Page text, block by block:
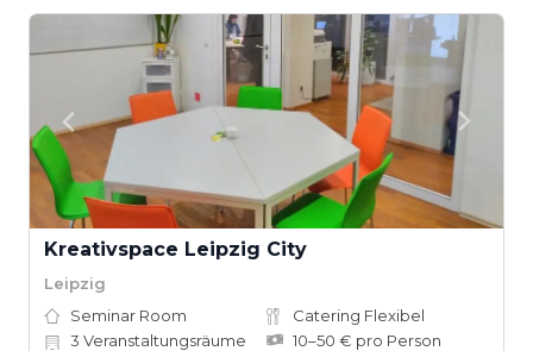
Kreativspace Leipzig City
Leipzig
Seminar Room
Catering Flexibel
3 Veranstaltungsräume
10–50 € pro Person